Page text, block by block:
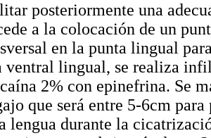
posteriormente una
a la colocación de un
en la punta lingual
ventral lingual, se realiza
2% con epinefrina. Se
que será entre 5-6cm
lengua durante la